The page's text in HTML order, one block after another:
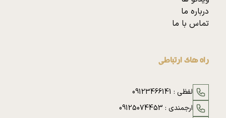
درباره ما
تماس با ما
راه های ارتباطی
لفظی : 09123466141
ارجمندی : 09125074453